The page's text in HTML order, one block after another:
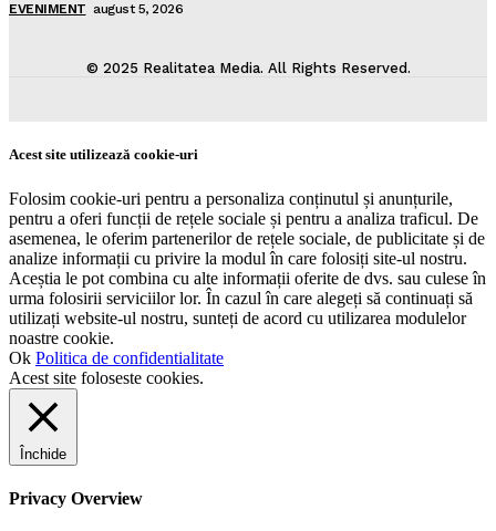
EVENIMENT august 5, 2026
© 2025 Realitatea Media. All Rights Reserved.
Acest site utilizează cookie-uri
Folosim cookie-uri pentru a personaliza conținutul și anunțurile,
pentru a oferi funcții de rețele sociale și pentru a analiza traficul. De
asemenea, le oferim partenerilor de rețele sociale, de publicitate și de
analize informații cu privire la modul în care folosiți site-ul nostru.
Aceștia le pot combina cu alte informații oferite de dvs. sau culese în
urma folosirii serviciilor lor. În cazul în care alegeți să continuați să
utilizați website-ul nostru, sunteți de acord cu utilizarea modulelor
noastre cookie.
Ok Politica de confidentialitate
Acest site foloseste cookies.
Închide
Privacy Overview